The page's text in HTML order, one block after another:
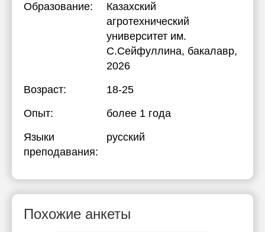
Образование:
Казахский
агротехнический
университет им.
С.Сейфуллина, бакалавр,
2026
Возраст:
18-25
Опыт:
более 1 года
Языки
преподавания:
русский
Похожие анкеты